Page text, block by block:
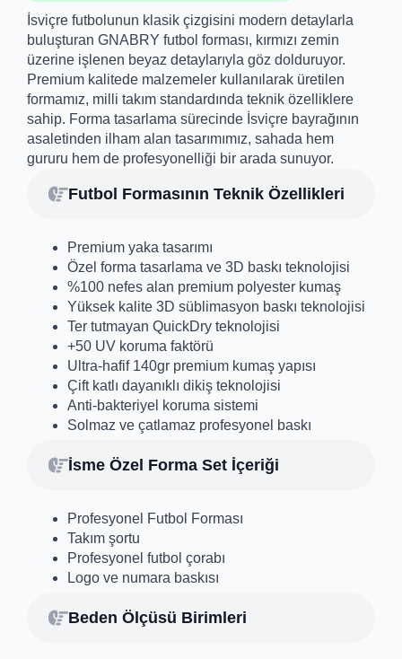
İsviçre futbolunun klasik çizgisini modern detaylarla
buluşturan GNABRY futbol forması, kırmızı zemin
üzerine işlenen beyaz detaylarıyla göz dolduruyor.
Premium kalitede malzemeler kullanılarak üretilen
formamız, milli takım standardında teknik özelliklere
sahip. Forma tasarlama sürecinde İsviçre bayrağının
asaletinden ilham alan tasarımımız, sahada hem
gururu hem de profesyonelliği bir arada sunuyor.
Futbol Formasının Teknik Özellikleri
Premium yaka tasarımı
Özel forma tasarlama ve 3D baskı teknolojisi
%100 nefes alan premium polyester kumaş
Yüksek kalite 3D süblimasyon baskı teknolojisi
Ter tutmayan QuickDry teknolojisi
+50 UV koruma faktörü
Ultra-hafif 140gr premium kumaş yapısı
Çift katlı dayanıklı dikiş teknolojisi
Anti-bakteriyel koruma sistemi
Solmaz ve çatlamaz profesyonel baskı
İsme Özel Forma Set İçeriği
Profesyonel Futbol Forması
Takım şortu
Profesyonel futbol çorabı
Logo ve numara baskısı
Beden Ölçüsü Birimleri